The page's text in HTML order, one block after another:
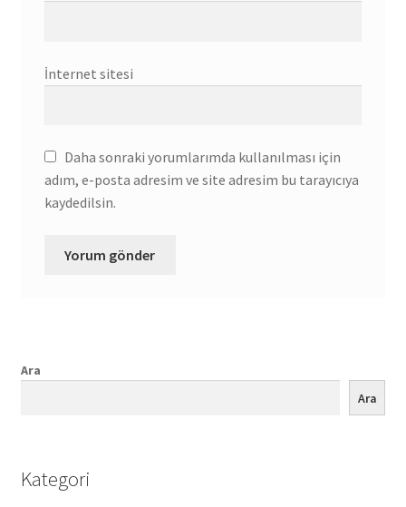
İnternet sitesi
Daha sonraki yorumlarımda kullanılması için
adım, e-posta adresim ve site adresim bu tarayıcıya
kaydedilsin.
Ara
Ara
Kategori